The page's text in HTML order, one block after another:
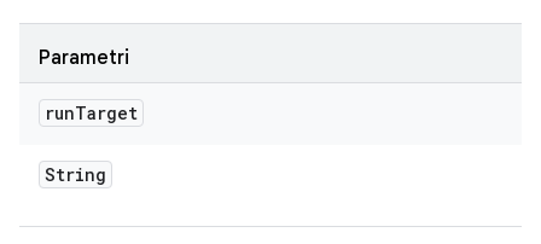
Parametri
runTarget
String